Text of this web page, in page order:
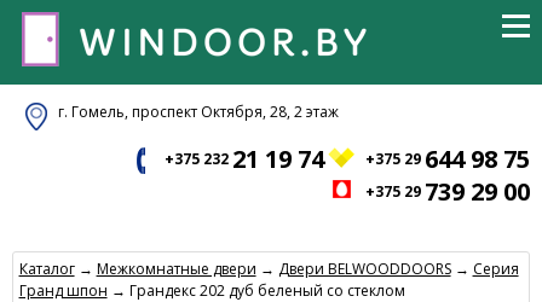
г. Гомель, проспект Октября, 28, 2 этаж
+375 232 21 19 74 +375 29 644 98 75
+375 29 739 29 00
Каталог→ Межкомнатные двери → Двери BELWOODDOORS→ Серия
Гранд шпон → Грандекс 202 дуб беленый со стеклом